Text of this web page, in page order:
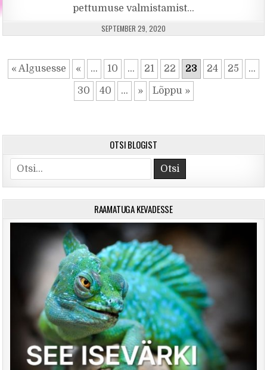
pettumuse valmistamist…
PUBLISHED DATE:
SEPTEMBER 29, 2020
« Algusesse « ... 10 ... 21 22 23 24 25 ...
30 40 ... » Lõppu »
OTSI BLOGIST
Search for:
RAAMATUGA KEVADESSE